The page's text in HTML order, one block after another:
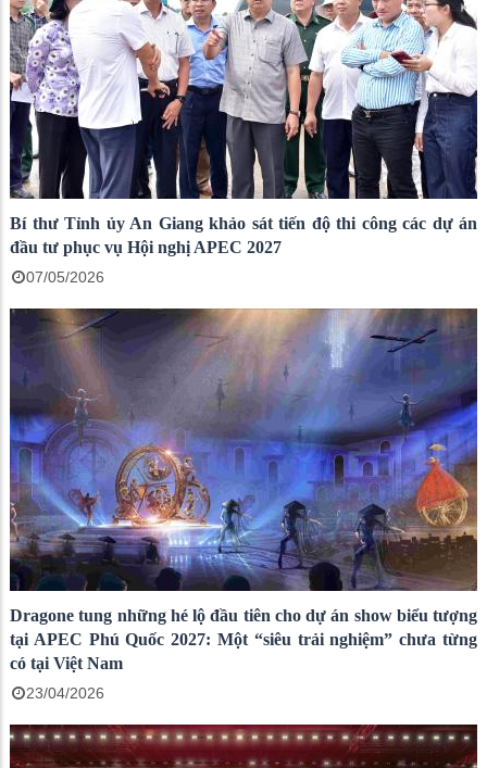
Bí thư Tỉnh ủy An Giang khảo sát tiến độ thi công các dự án
đầu tư phục vụ Hội nghị APEC 2027
07/05/2026
Dragone tung những hé lộ đầu tiên cho dự án show biểu tượng
tại APEC Phú Quốc 2027: Một “siêu trải nghiệm” chưa từng
có tại Việt Nam
23/04/2026